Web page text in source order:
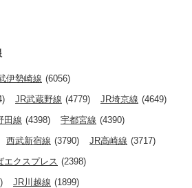
伊勢崎線 (6056)
JR武蔵野線 (4779) JR埼京線 (4649)
田線 (4398) 宇都宮線 (4390)
西武新宿線 (3790) JR高崎線 (3717)
エクスプレス (2398)
JR川越線 (1899)